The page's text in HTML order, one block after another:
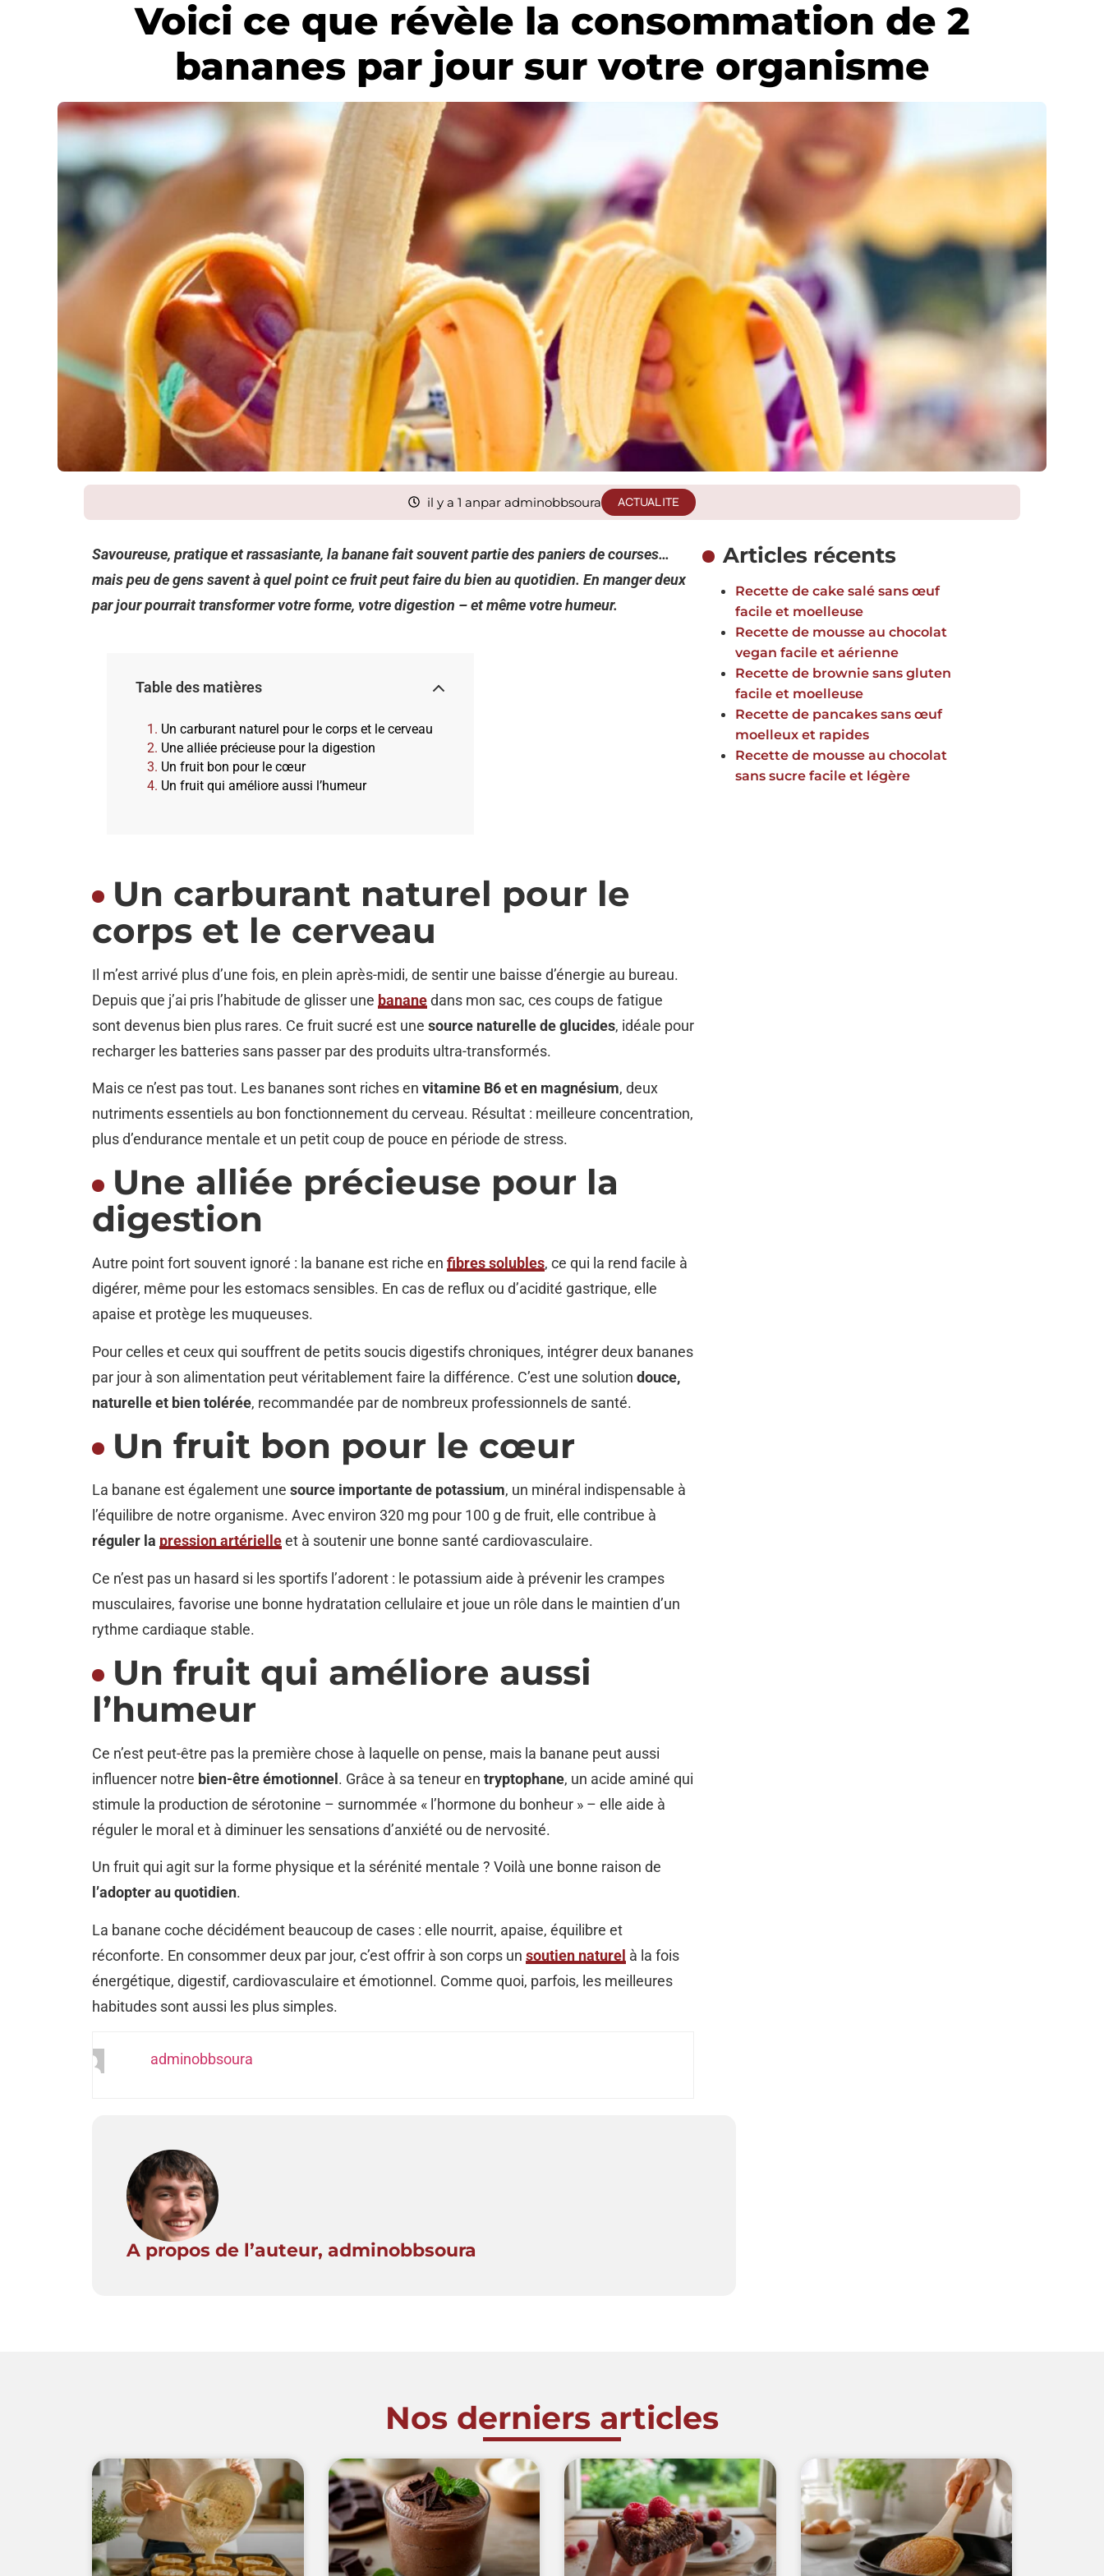
Voici ce que révèle la consommation de 2
bananes par jour sur votre organisme
il y a 1 anpar adminobbsoura ACTUALITE
Savoureuse, pratique et rassasiante, la banane fait souvent partie des paniers de courses…
mais peu de gens savent à quel point ce fruit peut faire du bien au quotidien. En manger deux
par jour pourrait transformer votre forme, votre digestion – et même votre humeur.
Table des matières
Un carburant naturel pour le corps et le cerveau
Une alliée précieuse pour la digestion
Un fruit bon pour le cœur
Un fruit qui améliore aussi l’humeur
Un carburant naturel pour le
corps et le cerveau
Il m’est arrivé plus d’une fois, en plein après-midi, de sentir une baisse d’énergie au bureau.
Depuis que j’ai pris l’habitude de glisser une banane dans mon sac, ces coups de fatigue
sont devenus bien plus rares. Ce fruit sucré est une source naturelle de glucides, idéale pour
recharger les batteries sans passer par des produits ultra-transformés.
Mais ce n’est pas tout. Les bananes sont riches en vitamine B6 et en magnésium, deux
nutriments essentiels au bon fonctionnement du cerveau. Résultat : meilleure concentration,
plus d’endurance mentale et un petit coup de pouce en période de stress.
Une alliée précieuse pour la
digestion
Autre point fort souvent ignoré : la banane est riche en fibres solubles, ce qui la rend facile à
digérer, même pour les estomacs sensibles. En cas de reflux ou d’acidité gastrique, elle
apaise et protège les muqueuses.
Pour celles et ceux qui souffrent de petits soucis digestifs chroniques, intégrer deux bananes
par jour à son alimentation peut véritablement faire la différence. C’est une solution douce,
naturelle et bien tolérée, recommandée par de nombreux professionnels de santé.
Un fruit bon pour le cœur
La banane est également une source importante de potassium, un minéral indispensable à
l’équilibre de notre organisme. Avec environ 320 mg pour 100 g de fruit, elle contribue à
réguler la pression artérielle et à soutenir une bonne santé cardiovasculaire.
Ce n’est pas un hasard si les sportifs l’adorent : le potassium aide à prévenir les crampes
musculaires, favorise une bonne hydratation cellulaire et joue un rôle dans le maintien d’un
rythme cardiaque stable.
Un fruit qui améliore aussi
l’humeur
Ce n’est peut-être pas la première chose à laquelle on pense, mais la banane peut aussi
influencer notre bien-être émotionnel . Grâce à sa teneur en tryptophane, un acide aminé qui
stimule la production de sérotonine – surnommée « l’hormone du bonheur » – elle aide à
réguler le moral et à diminuer les sensations d’anxiété ou de nervosité.
Un fruit qui agit sur la forme physique et la sérénité mentale ? Voilà une bonne raison de
l’adopter au quotidien.
La banane coche décidément beaucoup de cases : elle nourrit, apaise, équilibre et
réconforte. En consommer deux par jour, c’est offrir à son corps un soutien naturel à la fois
énergétique, digestif, cardiovasculaire et émotionnel. Comme quoi, parfois, les meilleures
habitudes sont aussi les plus simples.
adminobbsoura
Articles récents
Recette de cake salé sans œuf
facile et moelleuse
Recette de mousse au chocolat
vegan facile et aérienne
Recette de brownie sans gluten
facile et moelleuse
Recette de pancakes sans œuf
moelleux et rapides
Recette de mousse au chocolat
sans sucre facile et légère
A propos de l’auteur, adminobbsoura
Nos derniers articles